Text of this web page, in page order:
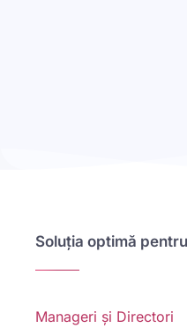
Soluția optimă pentru
Manageri și Directori